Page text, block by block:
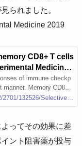
られました。
Medicine 2019
CD8+ T cells
Medicine |
of immune checkp
Memory CD8+
ってその効果に差
ント阻害薬が投与